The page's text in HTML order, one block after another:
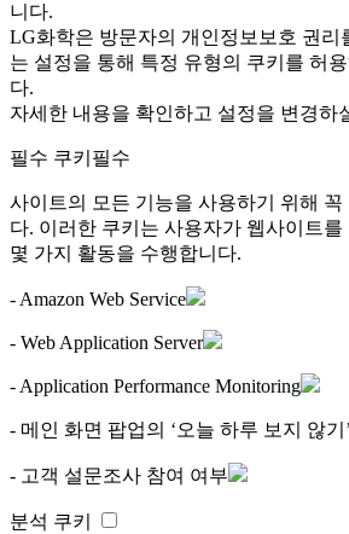
니다.
LG화학은 방문자의 개인정보보호 권리
는 설정을 통해 특정 유형의 쿠키를 허
다.
자세한 내용을 확인하고 설정을 변경하
필수 쿠키 필수
사이트의 모든 기능을 사용하기 위해 꼭
다. 이러한 쿠키는 사용자가 웹사이트
몇 가지 활동을 수행합니다.
- Amazon Web Service
- Web Application Server
- Application Performance Monitoring
- 메인 화면 팝업의 ‘오늘 하루 보지 않기
- 고객 설문조사 참여 여부
분석 쿠키